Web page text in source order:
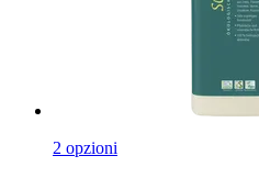
2 opzioni